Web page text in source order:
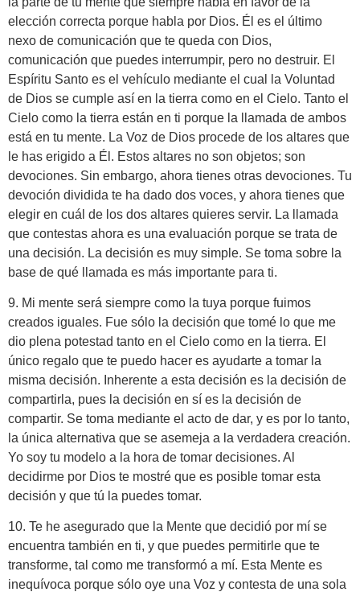
elección correcta porque habla por Dios. Él es el último
nexo de comunicación que te queda con Dios,
comunicación que puedes interrumpir, pero no destruir. El
Espíritu Santo es el vehículo mediante el cual la Voluntad
de Dios se cumple así en la tierra como en el Cielo. Tanto el
Cielo como la tierra están en ti porque la llamada de ambos
está en tu mente. La Voz de Dios procede de los altares que
le has erigido a Él. Estos altares no son objetos; son
devociones. Sin embargo, ahora tienes otras devociones. Tu
devoción dividida te ha dado dos voces, y ahora tienes que
elegir en cuál de los dos altares quieres servir. La llamada
que contestas ahora es una evaluación porque se trata de
una decisión. La decisión es muy simple. Se toma sobre la
base de qué llamada es más importante para ti.
9. Mi mente será siempre como la tuya porque fuimos
creados iguales. Fue sólo la decisión que tomé lo que me
dio plena potestad tanto en el Cielo como en la tierra. El
único regalo que te puedo hacer es ayudarte a tomar la
misma decisión. Inherente a esta decisión es la decisión de
compartirla, pues la decisión en sí es la decisión de
compartir. Se toma mediante el acto de dar, y es por lo tanto,
la única alternativa que se asemeja a la verdadera creación.
Yo soy tu modelo a la hora de tomar decisiones. Al
decidirme por Dios te mostré que es posible tomar esta
decisión y que tú la puedes tomar.
10. Te he asegurado que la Mente que decidió por mí se
encuentra también en ti, y que puedes permitirle que te
transforme, tal como me transformó a mí. Esta Mente es
inequívoca porque sólo oye una Voz y contesta de una sola